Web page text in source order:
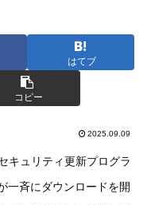
はてブ
コピー
2025.09.09
キュリティ更新プログラ
一斉にダウンロードを開